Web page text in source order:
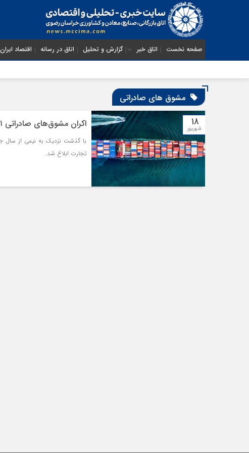
صفحه نخست اتاق خبر گزارش و تحلیل اتاق در رسانه اقتصاد ایران
مشوق های صادراتی
۱۸
شهریور اکران مشوق‌های صادراتی ۱۴۰۱
تجارت ابلاغ شد.